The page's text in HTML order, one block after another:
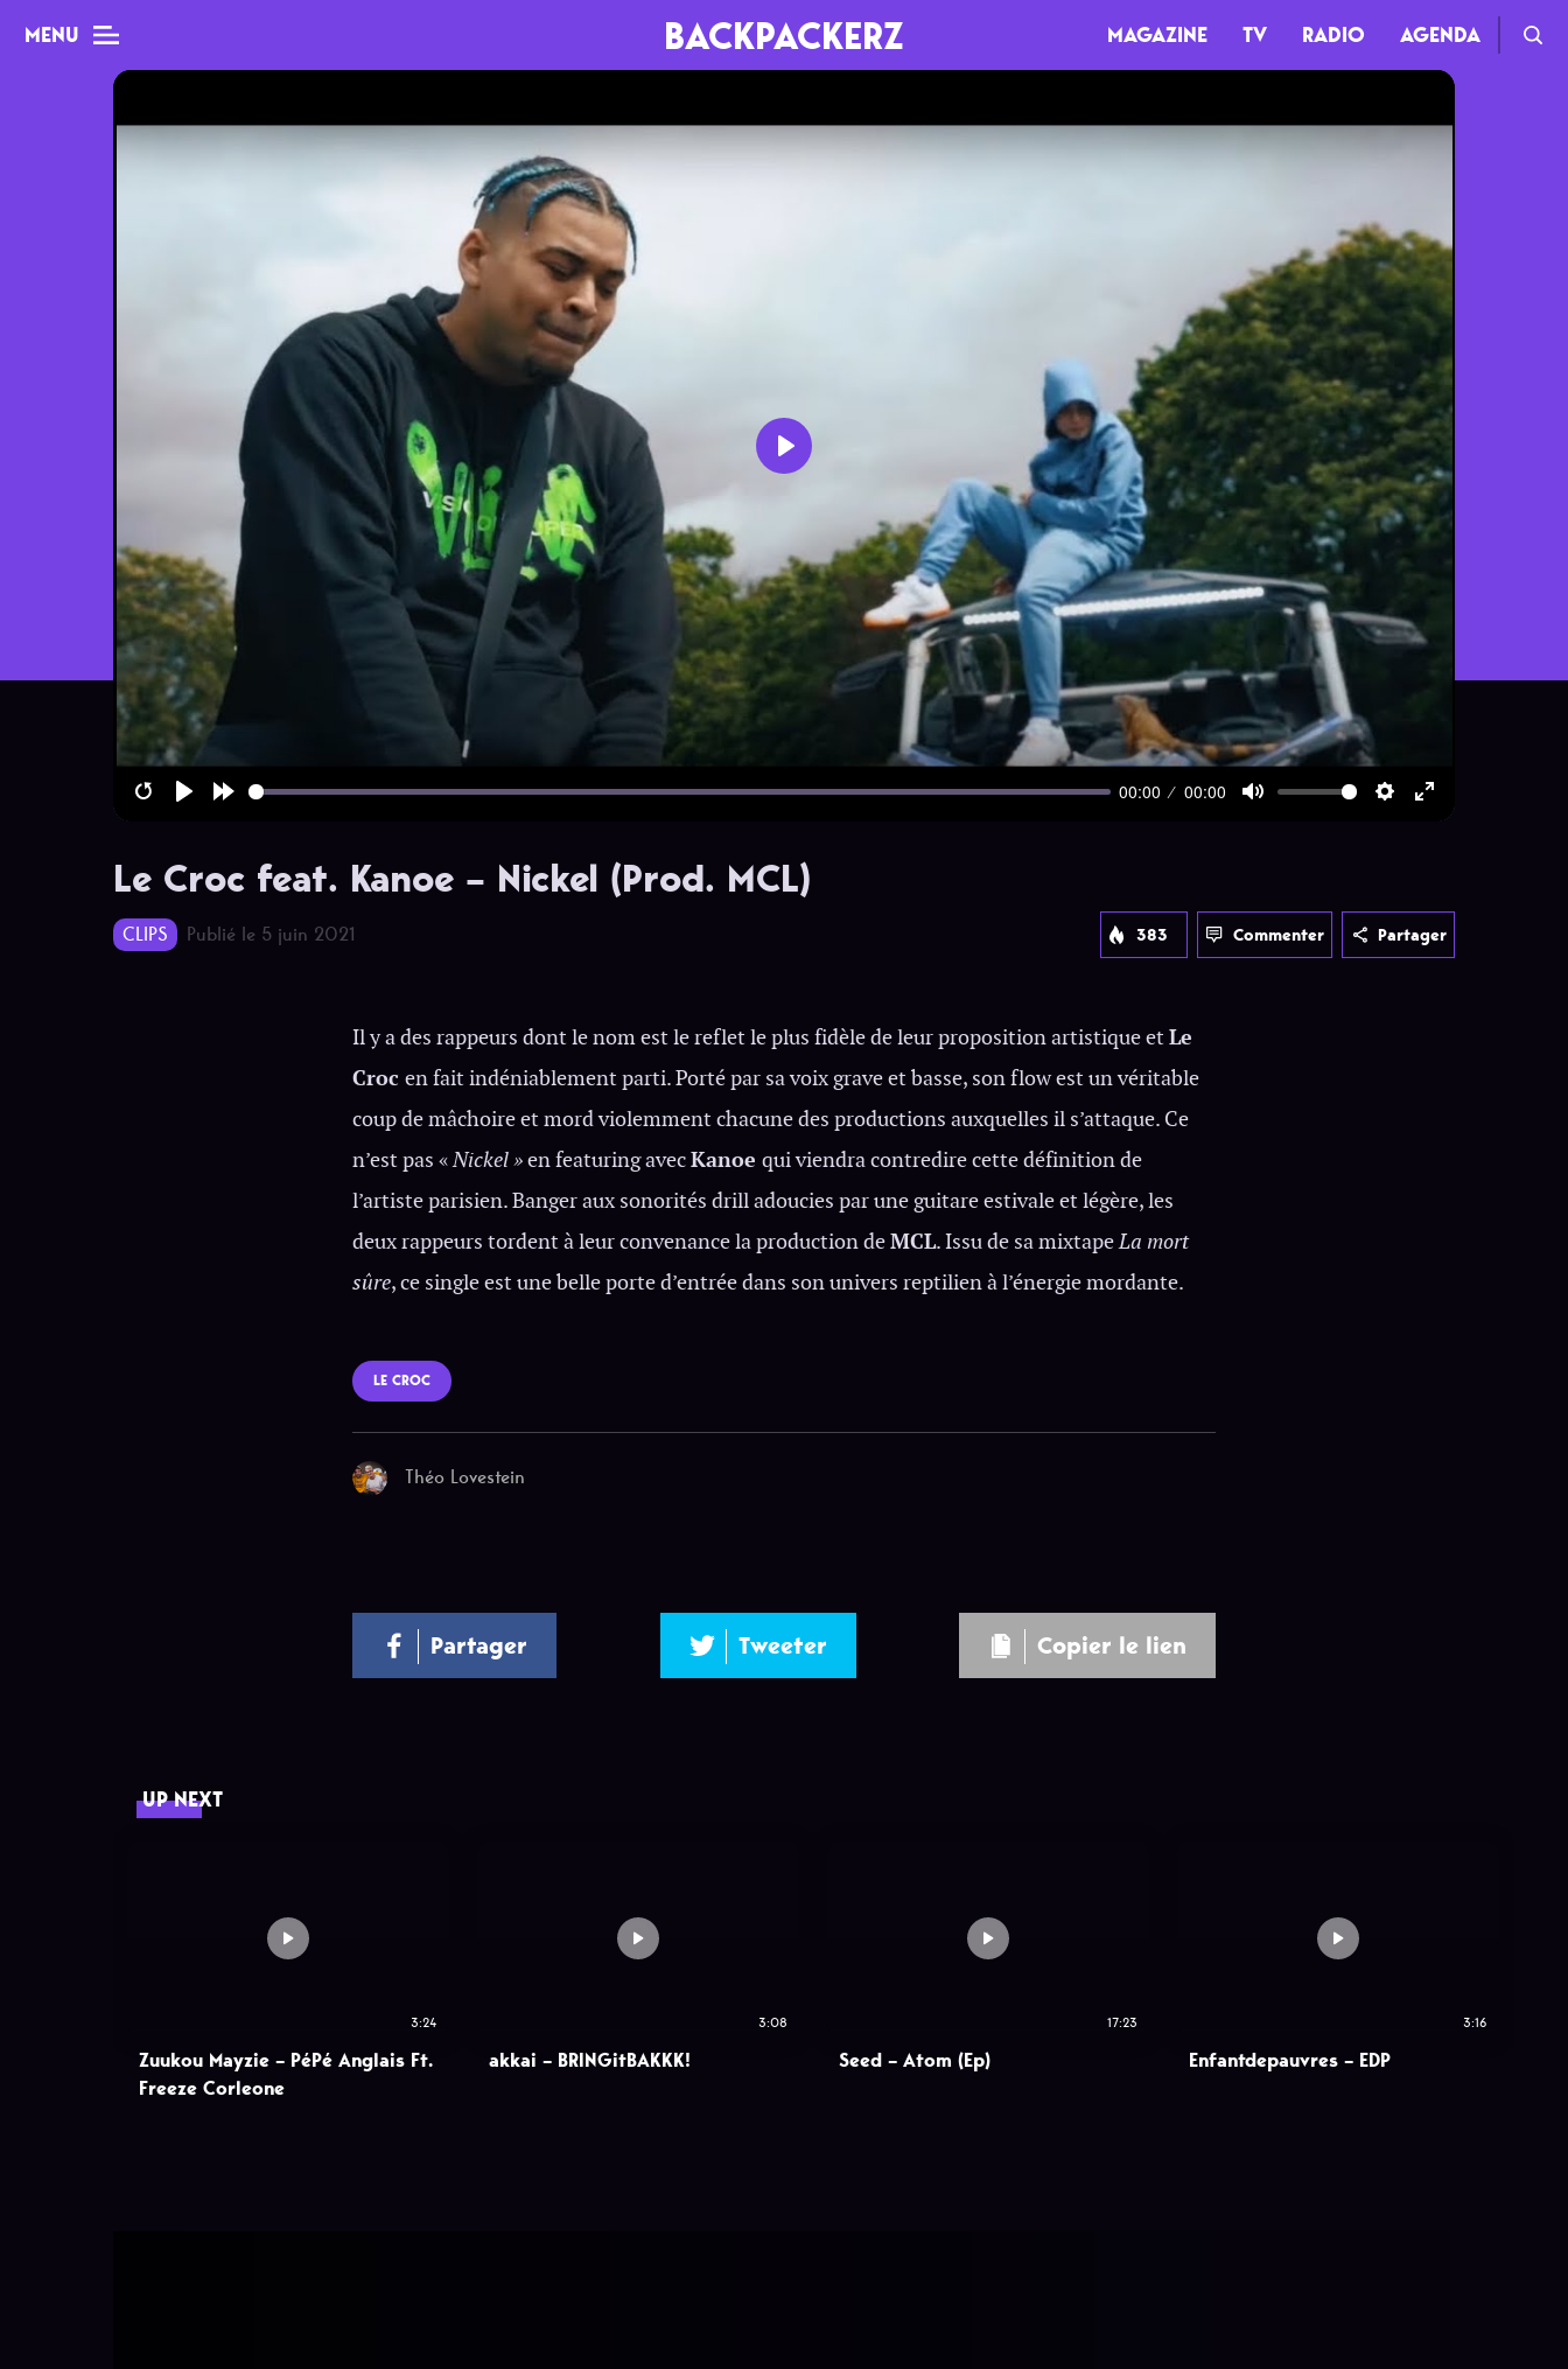
MENU BACKPACKERZ MAGAZINE TV RADIO AGENDA
MAG
Interviews
Chroniques
Sorties
Newsletter
AGENDA
Paris
Festivals
RADIO TV
Live
Documentaires
Web-séries
00:00 00:00
Enter
Play
Le Croc feat. Kanoe – Nickel (Prod. MCL)
CLIPS Publié le 5 juin 2021 383 Commenter Partager
Il y a des rappeurs dont le nom est le reflet le plus fidèle de leur proposition artistique et Le
Croc en fait indéniablement parti. Porté par sa voix grave et basse, son flow est un véritable
coup de mâchoire et mord violemment chacune des productions auxquelles il s’attaque. Ce
n’est pas «Nickel »en featuring avecKanoe qui viendra contredire cette définition de
l’artiste parisien. Banger aux sonorités drill adoucies par une guitare estivale et légère, les
deux rappeurs tordent à leur convenance la production deMCL. Issu de sa mixtapeLa mort
sûre, ce single est une belle porte d’entrée dans son univers reptilien à l’énergie mordante.
LE CROC
Théo Lovestein
Partager Tweeter Copier le lien
UP NEXT
3:24
Zuukou Mayzie – PéPé Anglais Ft.
Freeze Corleone
3:08
akkai – BRINGitBAKKK!
17:23
Seed – Atom (Ep)
3:16
Enfantdepauvres – EDP